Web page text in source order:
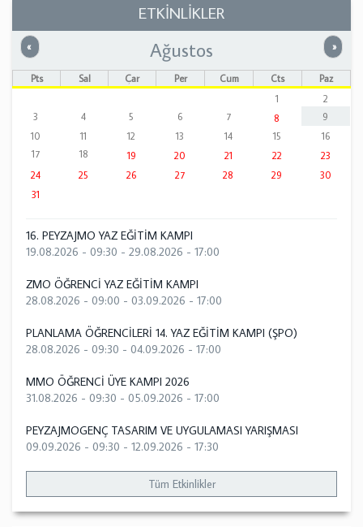
ETKİNLİKLER
« Önceki »
Ağustos
Pts Sal Çar Per Cum Cts
Paz
1
2
3
4 5 6 7 8
9
10
11 12 13 14 15
16
17
18 19 20 21 22
23
24
25 26 27 28 29
30
31
16. PEYZAJMO YAZ EĞİTİM KAMPI
19.08.2026 - 09:30 - 29.08.2026 - 17:00
ZMO ÖĞRENCİ YAZ EĞİTİM KAMPI
28.08.2026 - 09:00 - 03.09.2026 - 17:00
PLANLAMA ÖĞRENCİLERİ 14. YAZ EĞİTİM KAMPI (ŞPO)
28.08.2026 - 09:30 - 04.09.2026 - 17:00
MMO ÖĞRENCİ ÜYE KAMPI 2026
31.08.2026 - 09:30 - 05.09.2026 - 17:00
PEYZAJMOGENÇ TASARIM VE UYGULAMASI YARIŞMASI
09.09.2026 - 09:30 - 12.09.2026 - 17:30
Tüm Etkinlikler